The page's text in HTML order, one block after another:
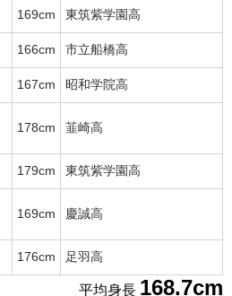
169cm 東筑紫学園高
166cm 市立船橋高
167cm 昭和学院高
178cm 韮崎高
179cm 東筑紫学園高
169cm 慶誠高
176cm 足羽高
平均身長 168.7cm